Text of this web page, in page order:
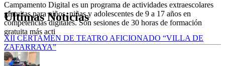
Campamento Digital es un programa de actividades extraescolares
gratuitas para niños, niñas y adolescentes de 9 a 17 años en
competencias digitales. Son sesiones de 30 horas de formación
gratuita más acti
Últimas Noticias
XII CERTAMEN DE TEATRO AFICIONADO “VILLA DE
ZAFARRAYA”